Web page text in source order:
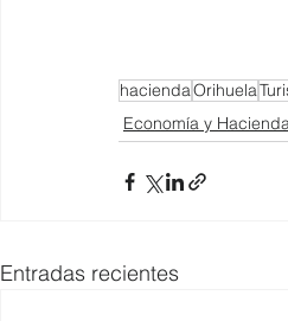
haciendaOrihuela
Economía y Hacienda
Entradas recientes